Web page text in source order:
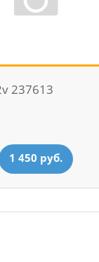
237613
1 450 руб.